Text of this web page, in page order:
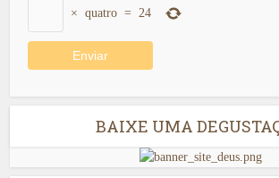
× quatro = 24
BAIXE UMA